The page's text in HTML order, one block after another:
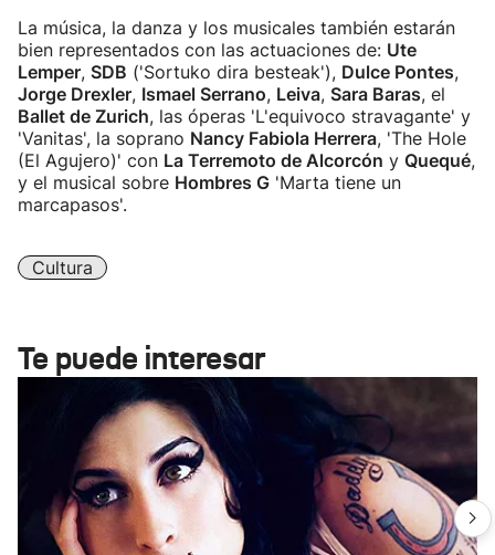
La música, la danza y los musicales también estarán
bien representados con las actuaciones de: Ute
Lemper, SDB ('Sortuko dira besteak'), Dulce Pontes,
Jorge Drexler, Ismael Serrano, Leiva, Sara Baras, el
Ballet de Zurich, las óperas 'L'equivoco stravagante' y
'Vanitas', la soprano Nancy Fabiola Herrera, 'The Hole
(El Agujero)' con La Terremoto de Alcorcón y Quequé,
y el musical sobre Hombres G 'Marta tiene un
marcapasos'.
Cultura
Te puede interesar